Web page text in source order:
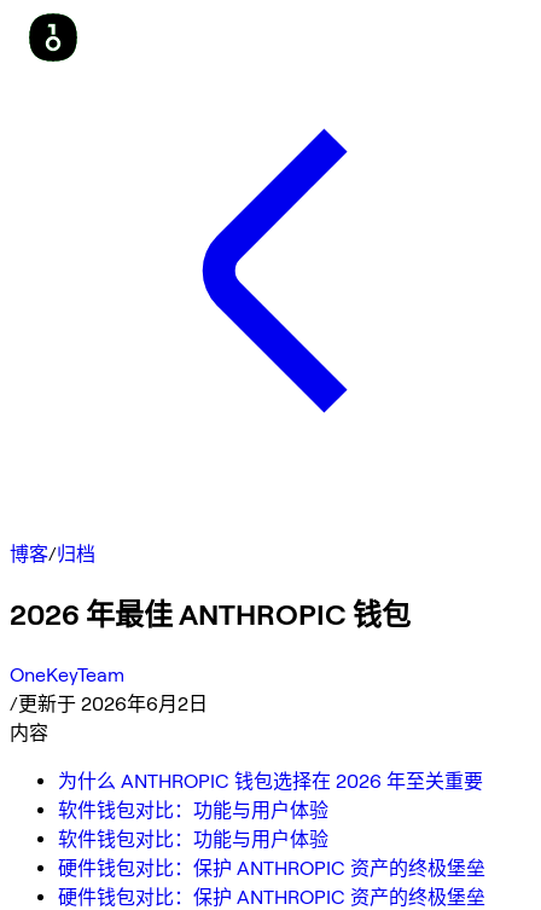
博客/归档
2026 年最佳 ANTHROPIC 钱包
OneKeyTeam
/更新于 2026年6月2日
内容
为什么 ANTHROPIC 钱包选择在 2026 年至关重要
软件钱包对比：功能与用户体验
软件钱包对比：功能与用户体验
硬件钱包对比：保护 ANTHROPIC 资产的终极堡垒
硬件钱包对比：保护 ANTHROPIC 资产的终极堡垒